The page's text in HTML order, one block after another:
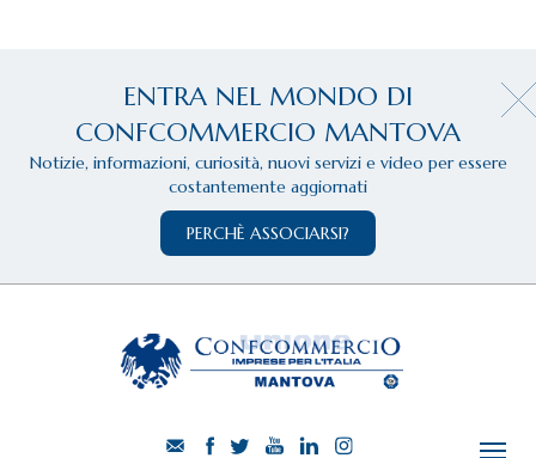
ENTRA NEL MONDO DI
CONFCOMMERCIO MANTOVA
Notizie, informazioni, curiosità, nuovi servizi e video per essere
costantemente aggiornati
PERCHÈ ASSOCIARSI?